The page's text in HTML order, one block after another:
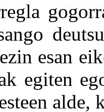
esan
egiten
alde,